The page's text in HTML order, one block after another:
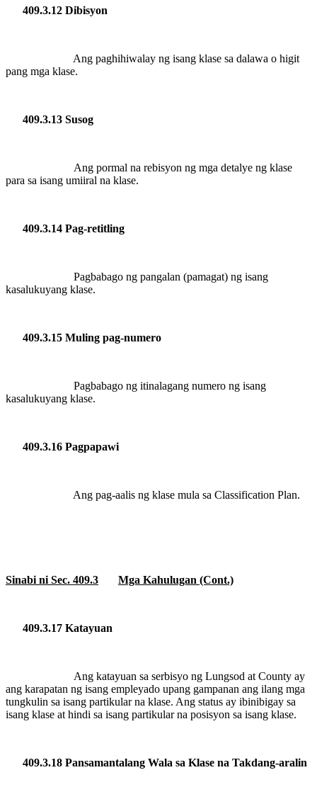
409.3.12 Dibisyon
Ang paghihiwalay ng isang klase sa dalawa o higit
pang mga klase.
409.3.13 Susog
Ang pormal na rebisyon ng mga detalye ng klase
para sa isang umiiral na klase.
409.3.14 Pag-retitling
Pagbabago ng pangalan (pamagat) ng isang
kasalukuyang klase.
409.3.15 Muling pag-numero
Pagbabago ng itinalagang numero ng isang
kasalukuyang klase.
409.3.16 Pagpapawi
Ang pag-aalis ng klase mula sa Classification Plan.
Sinabi ni Sec. 409.3 Mga Kahulugan (Cont.)
409.3.17 Katayuan
Ang katayuan sa serbisyo ng Lungsod at County ay
ang karapatan ng isang empleyado upang gampanan ang ilang mga
tungkulin sa isang partikular na klase. Ang status ay ibinibigay sa
isang klase at hindi sa isang partikular na posisyon sa isang klase.
409.3.18 Pansamantalang Wala sa Klase na Takdang-aralin